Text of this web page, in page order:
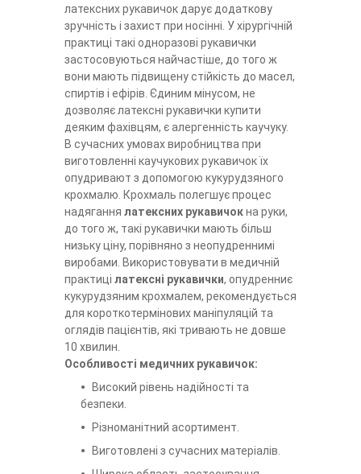
латексних рукавичок дарує додаткову
зручність і захист при носінні. У хірургічній
практиці такі одноразові рукавички
застосовуються найчастіше, до того ж
вони мають підвищену стійкість до масел,
спиртів і ефірів. Єдиним мінусом, не
дозволяє латексні рукавички купити
деяким фахівцям, є алергенність каучуку.
В сучасних умовах виробництва при
виготовленні каучукових рукавичок їх
опудривают з допомогою кукурудзяного
крохмалю. Крохмаль полегшує процес
надягання латексних рукавичокна руки,
до того ж, такі рукавички мають більш
низьку ціну, порівняно з неопудреннимі
виробами. Використовувати в медичній
практиці латексні рукавички, опудренниє
кукурудзяним крохмалем, рекомендується
для короткотермінових маніпуляцій та
оглядів пацієнтів, які тривають не довше
10 хвилин.
Особливості медичних рукавичок:
Високий рівень надійності та
безпеки.
Різноманітний асортимент.
Виготовлені з сучасних матеріалів.